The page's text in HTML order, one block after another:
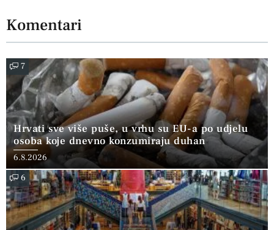
Komentari
7
Hrvati sve više puše, u vrhu su EU-a po udjelu
osoba koje dnevno konzumiraju duhan
6.8.2026
6